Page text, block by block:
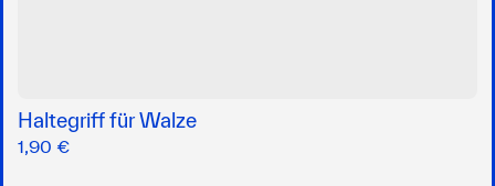
Haltegriff für Walze
1,90 €